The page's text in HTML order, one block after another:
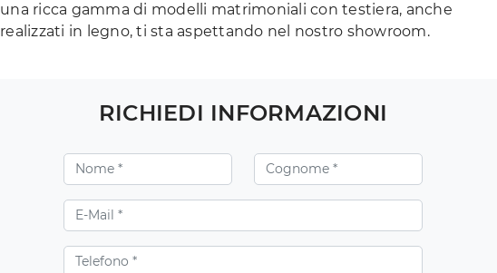
una ricca gamma di modelli matrimoniali con testiera, anche
realizzati in legno, ti sta aspettando nel nostro showroom.
RICHIEDI INFORMAZIONI